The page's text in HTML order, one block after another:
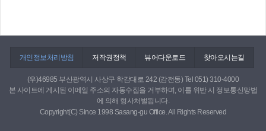
개인정보처리방침 저작권정책 뷰어다운로드 찾아오시는길
(우)46985 부산광역시 사상구 학감대로 242 (감전동) Tel 051) 310-4000
본 사이트에 게시된 이메일 주소의 자동수집을 거부하며, 이를 위반 시 정보통신망법
에 의해 형사처벌됩니다.
Copyright(C) Since 1998 Sasang-gu Office. All Rights Reserved